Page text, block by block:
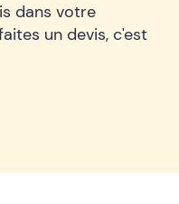
dans votre
un devis, c'est